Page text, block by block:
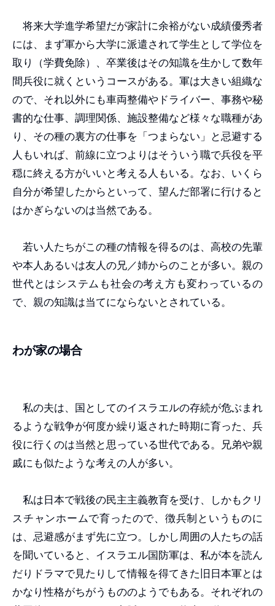
将来大学進学希望だが家計に余裕がない成績優秀者
には、まず軍から大学に派遣されて学生として学位を
取り（学費免除）、卒業後はその知識を生かして数年
間兵役に就くというコースがある。軍は大きい組織な
ので、それ以外にも車両整備やドライバー、事務や秘
書的な仕事、調理関係、施設整備など様々な職種があ
り、その種の裏方の仕事を「つまらない」と忌避する
人もいれば、前線に立つよりはそういう職で兵役を平
穏に終える方がいいと考える人もいる。なお、いくら
自分が希望したからといって、望んだ部署に行けると
はかぎらないのは当然である。
若い人たちがこの種の情報を得るのは、高校の先輩
や本人あるいは友人の兄／姉からのことが多い。親の
世代とはシステムも社会の考え方も変わっているの
で、親の知識は当てにならないとされている。
わが家の場合
私の夫は、国としてのイスラエルの存続が危ぶまれ
るような戦争が何度か繰り返された時期に育った、兵
役に行くのは当然と思っている世代である。兄弟や親
戚にも似たような考えの人が多い。
私は日本で戦後の民主主義教育を受け、しかもクリ
スチャンホームで育ったので、徴兵制というものに
は、忌避感がまず先に立つ。しかし周囲の人たちの話
を聞いていると、イスラエル国防軍は、私が本を読ん
だりドラマで見たりして情報を得てきた旧日本軍とは
かなり性格がちがうもののようでもある。それぞれの